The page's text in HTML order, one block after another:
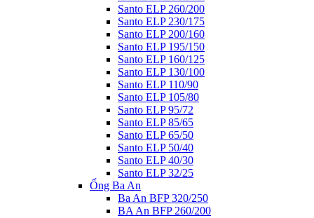
Santo ELP 260/200
Santo ELP 230/175
Santo ELP 200/160
Santo ELP 195/150
Santo ELP 160/125
Santo ELP 130/100
Santo ELP 110/90
Santo ELP 105/80
Santo ELP 95/72
Santo ELP 85/65
Santo ELP 65/50
Santo ELP 50/40
Santo ELP 40/30
Santo ELP 32/25
Ống Ba An
Ba An BFP 320/250
BA An BFP 260/200